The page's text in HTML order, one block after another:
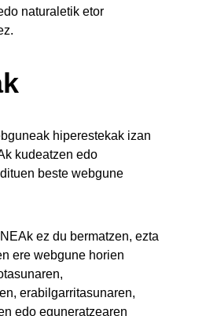
naturaletik etor
hiperestekak izan
kudeatzen edo
beste webgune
ez du bermatzen, ezta
ere webgune horien
erabilgarritasunaren,
edo eguneratzearen